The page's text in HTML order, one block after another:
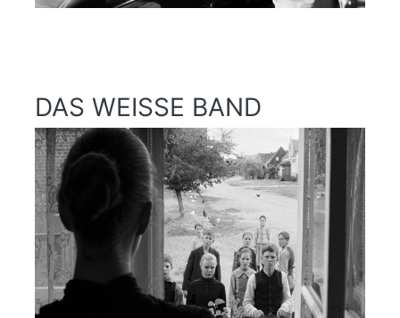
DAS WEISSE BAND